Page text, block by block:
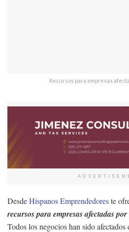
Recursos para empresas
DesdeHispanos Emprendedoreste
recursos para empresas afectadas
Todos los negocios han sido afectados